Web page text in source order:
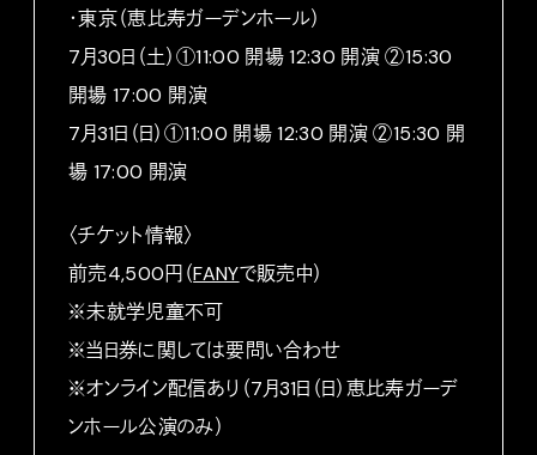
・東京（恵比寿ガーデンホール）
7月30日（土）①11:00 開場 12:30 開演 ②15:30
開場 17:00 開演
7月31日（日）①11:00 開場 12:30 開演 ②15:30 開
場 17:00 開演
〈チケット情報〉
前売4,500円（FANYで販売中）
※未就学児童不可
※当日券に関しては要問い合わせ
※オンライン配信あり（7月31日（日）恵比寿ガーデ
ンホール公演のみ）